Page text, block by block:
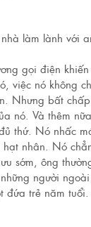
làm lành với
gọi điện
việc nó không
Nhưng bất
nó. Và thêm
thứ. Nó nhấc
nhân. Nó
sớm, ông
người
đứa trẻ năm tuổi.